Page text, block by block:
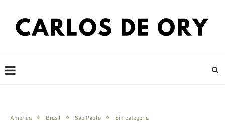
América Brasil São Paulo Sin categoría